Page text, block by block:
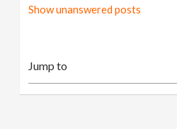
Show unanswered posts